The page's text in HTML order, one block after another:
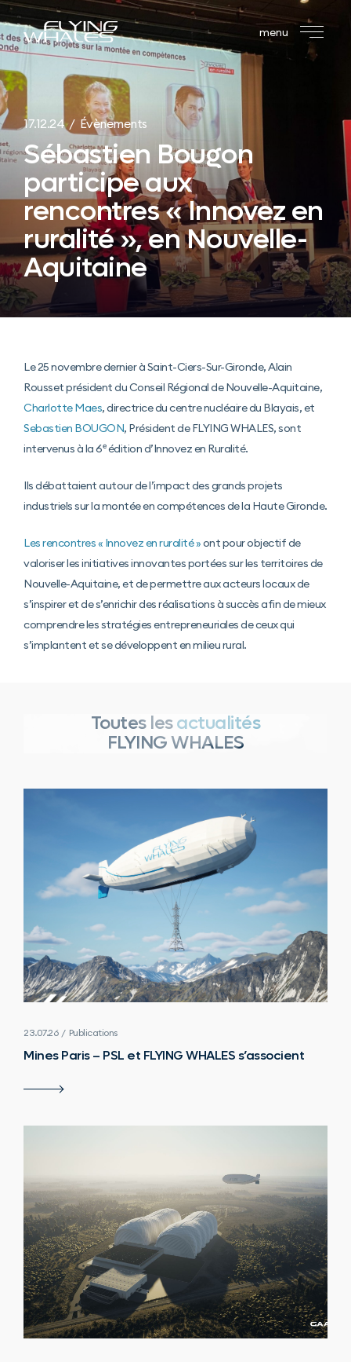
menu
17.12.24 / Évènements
Sébastien Bougon
participe aux
rencontres « Innovez en
ruralité », en Nouvelle-
Aquitaine
Le 25 novembre dernier à Saint-Ciers-Sur-Gironde, Alain
Rousset président du Conseil Régional de Nouvelle-Aquitaine,
Charlotte Maes, directrice du centre nucléaire du Blayais, et
Sebastien BOUGON, Président de FLYING WHALES, sont
intervenus à la 6ᵉ édition d’Innovez en Ruralité.
Ils débattaient autour de l’impact des grands projets
industriels sur la montée en compétences de la Haute Gironde.
Les rencontres « Innovez en ruralité »ont pour objectif de
valoriser les initiatives innovantes portées sur les territoires de
Nouvelle-Aquitaine, et de permettre aux acteurs locaux de
s’inspirer et de s’enrichir des réalisations à succès afin de mieux
comprendre les stratégies entrepreneuriales de ceux qui
s’implantent et se développent en milieu rural.
Toutes lesactualités
FLYING WHALES
23.07.26 / Publications
Mines Paris – PSL et FLYING WHALES s’associent